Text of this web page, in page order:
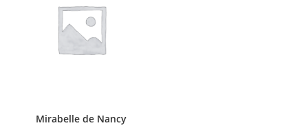
Mirabelle de Nancy